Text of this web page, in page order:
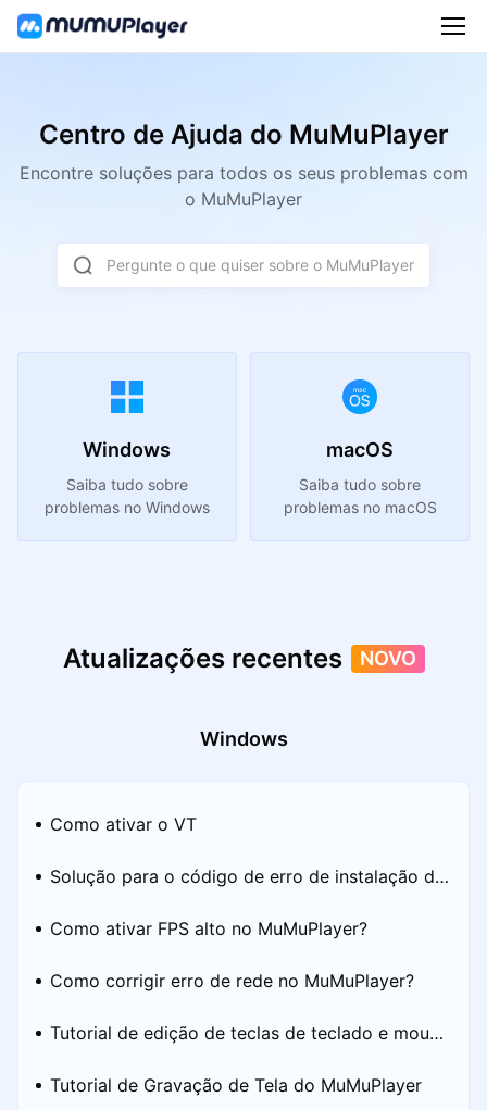
Centro de Ajuda do MuMuPlayer
Encontre soluções para todos os seus problemas com
o MuMuPlayer
Pergunte o que quiser sobre o MuMuPlayer
Windows
Saiba tudo sobre
problemas no Windows
macOS
Saiba tudo sobre
problemas no macOS
Atualizações recentes NOVO
Windows
Como ativar o VT
Solução para o código de erro de instalação do
MuMuPlayer
Como ativar FPS alto no MuMuPlayer?
Como corrigir erro de rede no MuMuPlayer?
Tutorial de edição de teclas de teclado e mouse
no MuMuPlayer
Tutorial de Gravação de Tela do MuMuPlayer